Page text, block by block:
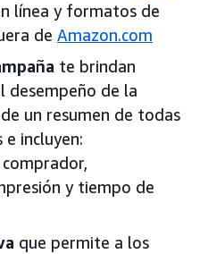
línea y formatos de
de Amazon.com
te brindan
desempeño de la
un resumen de todas
e incluyen:
y tiempo de
que permite a los